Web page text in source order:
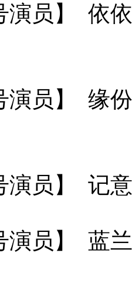
演员】
演员】
演员】
演员】